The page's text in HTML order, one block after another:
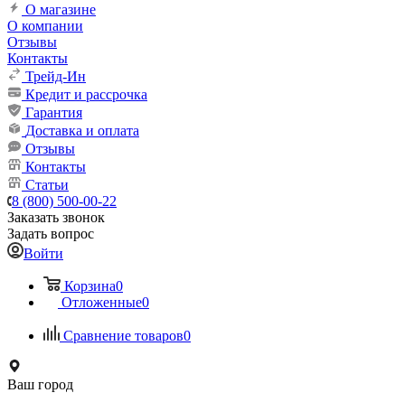
О магазине
О компании
Отзывы
Контакты
Трейд-Ин
Кредит и рассрочка
Гарантия
Доставка и оплата
Отзывы
Контакты
Статьи
8 (800) 500-00-22
Заказать звонок
Задать вопрос
Войти
Корзина0
Отложенные0
Сравнение товаров0
Ваш город